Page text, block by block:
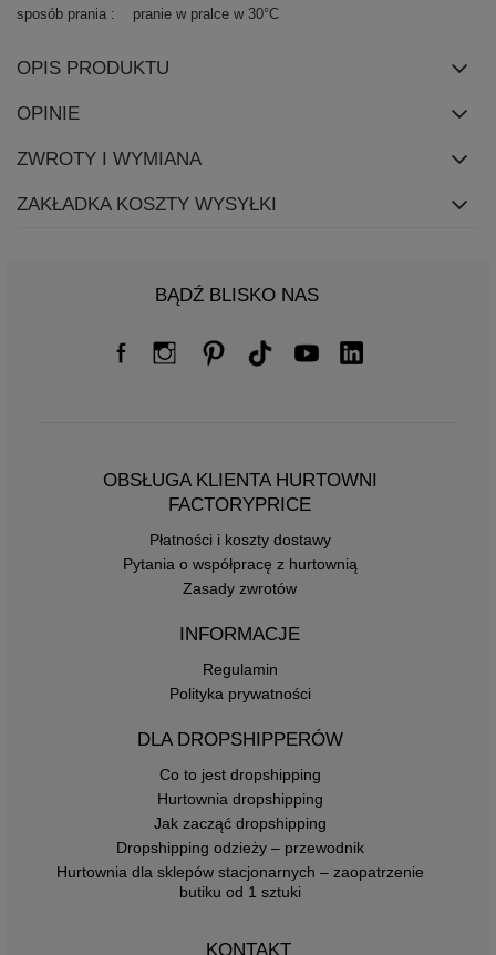
sposób prania pranie w pralce w 30°C
OPIS PRODUKTU
OPINIE
ZWROTY I WYMIANA
ZAKŁADKA KOSZTY WYSYŁKI
BĄDŹ BLISKO NAS
OBSŁUGA KLIENTA HURTOWNI
FACTORYPRICE
Płatności i koszty dostawy
Pytania o współpracę z hurtownią
Zasady zwrotów
INFORMACJE
Regulamin
Polityka prywatności
DLA DROPSHIPPERÓW
Co to jest dropshipping
Hurtownia dropshipping
Jak zacząć dropshipping
Dropshipping odzieży – przewodnik
Hurtownia dla sklepów stacjonarnych – zaopatrzenie
butiku od 1 sztuki
KONTAKT